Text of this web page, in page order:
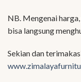
NB. Mengenai
bisa langsung
Sekian dan